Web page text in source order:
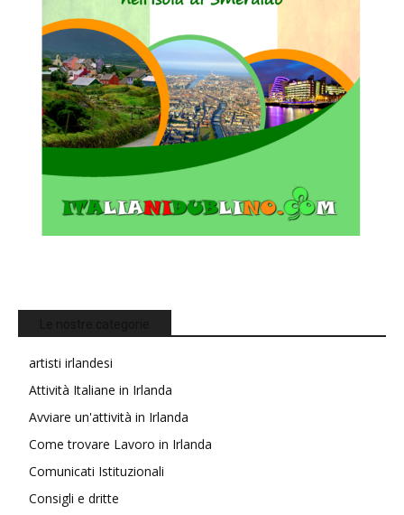
artisti irlandesi
Attività Italiane in Irlanda
Avviare un'attività in Irlanda
Come trovare Lavoro in Irlanda
Comunicati Istituzionali
Consigli e dritte